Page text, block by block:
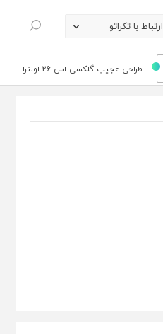
ارتباط با تکراتو
جستجو
طراحی عجیب گلکسی اس 26 اولترا ...